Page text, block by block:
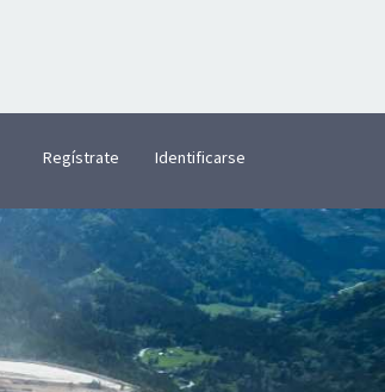
Regístrate Identificarse